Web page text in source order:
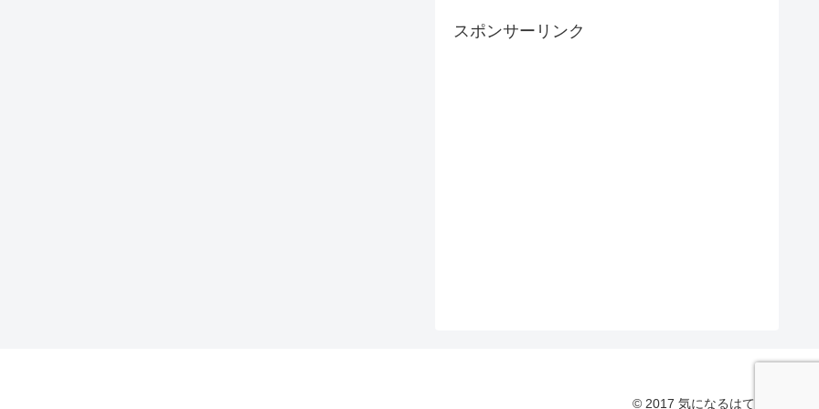
スポンサーリンク
© 2017 気になるはてな.